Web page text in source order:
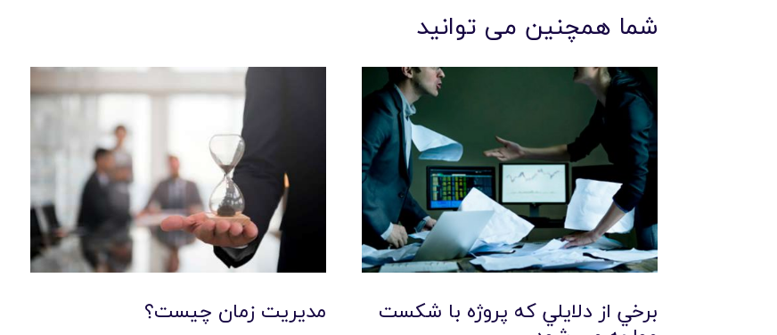
شما همچنین می توانید
برخي از دلايلي که پروژه با شکست مديريت زمان چيست؟